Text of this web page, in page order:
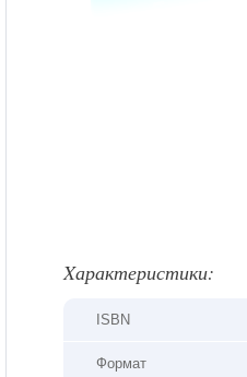
Xарактеристики:
ISBN
Формат